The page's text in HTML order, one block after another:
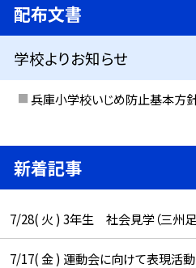
配布文書
学校よりお知らせ
兵庫小学校いじめ防止基本方
新着記事
7/28( 火 ) 3年生 社会見学（三州足
7/17( 金 ) 運動会に向けて表現活動